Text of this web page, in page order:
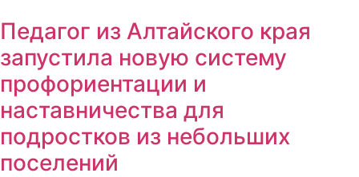
Педагог из Алтайского края
запустила новую систему
профориентации и
наставничества для
подростков из небольших
поселений